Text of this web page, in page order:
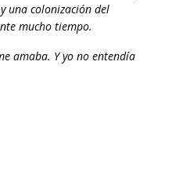
una colonización del
mucho tiempo.
amaba. Y yo no entendía